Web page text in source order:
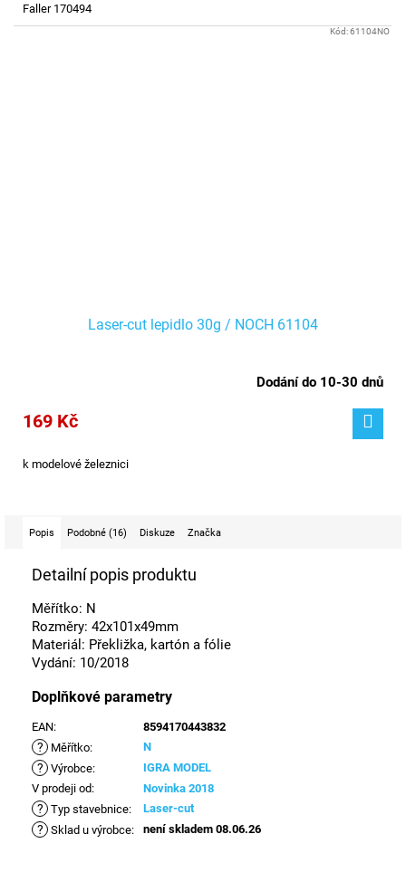
Faller 170494
Laser-cut lepidlo 30g / NOCH 61104
Dodání do 10-30 dnů
169 Kč
k modelové železnici
Kód:61104NO
Popis Podobné (16) Diskuze Značka
Detailní popis produktu
Měřítko: N
Rozměry: 42x101x49mm
Materiál: Překližka, kartón a fólie
Vydání: 10/2018
Doplňkové parametry
EAN: 8594170443832
? Měřítko: N
? Výrobce:
IGRA MODEL
V prodeji od: Novinka 2018
? Typ stavebnice: Laser-cut
? Sklad u výrobce: není skladem 08.06.26